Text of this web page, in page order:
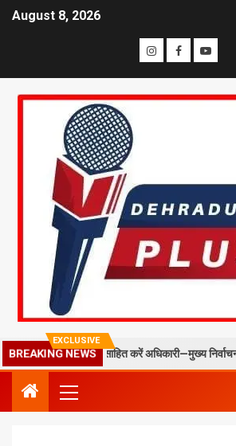
August 8, 2026
EXCLUSIVE
BREAKING NEWS
को प्रोत्साहित करें अधिकारी—मुख्य निर्वाचन अधिकारी